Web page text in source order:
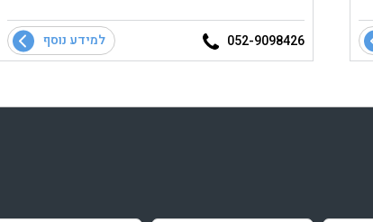
052-9098426 למידע נוסף